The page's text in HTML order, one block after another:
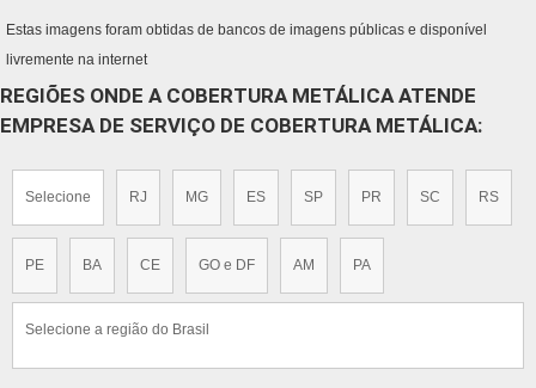
Estas imagens foram obtidas de bancos de imagens públicas e disponível
livremente na internet
REGIÕES ONDE A COBERTURA METÁLICA ATENDE
EMPRESA DE SERVIÇO DE COBERTURA METÁLICA:
Selecione RJ MG ES SP PR SC RS
PE BA CE GO e DF AM PA
Selecione a região do Brasil